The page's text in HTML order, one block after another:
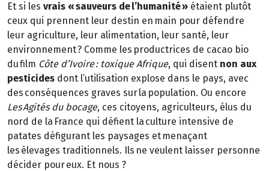
Et si les vrais « sauveurs de l’humanité » étaient plutôt
ceux qui prennent leur destin en main pour défendre
leur agriculture, leur alimentation, leur santé, leur
environnement ? Comme les productrices de cacao bio
du film Côte d’Ivoire : toxique Afrique, qui disent non aux
pesticides dont l’utilisation explose dans le pays, avec
des conséquences graves sur la population. Ou encore
Les Agités du bocage, ces citoyens, agriculteurs, élus du
nord de la France qui défient la culture intensive de
patates défigurant les paysages et menaçant
les élevages traditionnels. Ils ne veulent laisser personne
décider pour eux. Et nous ?